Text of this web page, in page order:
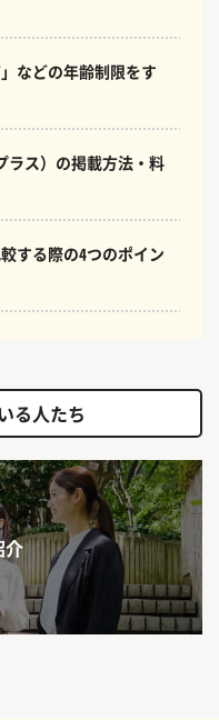
などの年齢制限をす
ラス）の掲載方法・料
する際の4つのポイン
る人たち
介